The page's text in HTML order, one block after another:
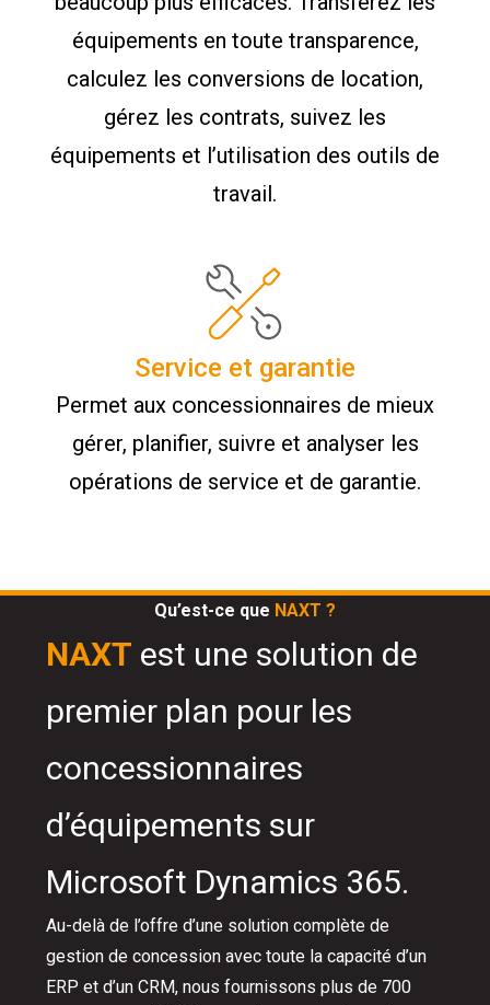
équipements en toute transparence,
calculez les conversions de location,
gérez les contrats, suivez les
équipements et l’utilisation des outils de
travail.
Service et garantie
Permet aux concessionnaires de mieux
gérer, planifier, suivre et analyser les
opérations de service et de garantie.
Qu’est-ce que NAXT ?
NAXT est une solution de
premier plan pour les
concessionnaires
d’équipements sur
Microsoft Dynamics 365.
Au-delà de l’offre d’une solution complète de
gestion de concession avec toute la capacité d’un
ERP et d’un CRM, nous fournissons plus de 700